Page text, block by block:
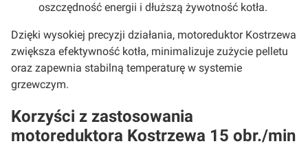
oszczędność energii i dłuższą żywotność kotła.
Dzięki wysokiej precyzji działania, motoreduktor Kostrzewa
zwiększa efektywność kotła, minimalizuje zużycie pelletu
oraz zapewnia stabilną temperaturę w systemie
grzewczym.
Korzyści z zastosowania
motoreduktora Kostrzewa 15 obr./min